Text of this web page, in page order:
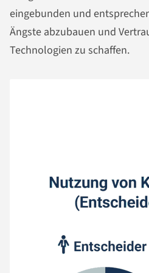
eingebunden und
Ängste abzubauen und
Technologien zu schaffen.